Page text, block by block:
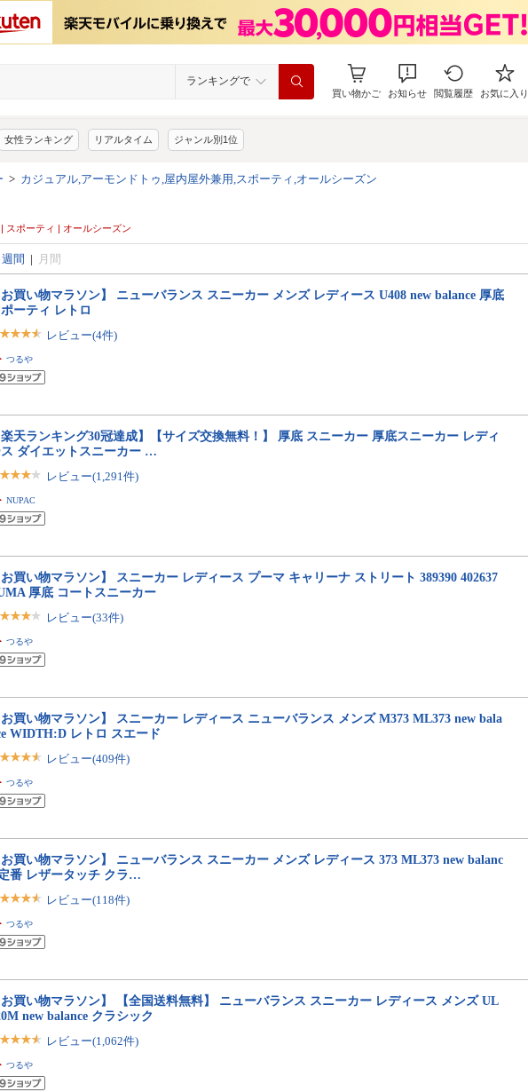
ランキングで
買い物かご お知らせ 閲覧履歴 お気に入り
女性ランキング リアルタイム ジャンル別1位
> カジュアル,アーモンドトゥ,屋内屋外兼用,スポーティ,オールシーズン
スポーティ | オールシーズン
週間 | 月間
お買い物マラソン】 ニューバランス スニーカー メンズ レディース U408 new balance 厚底
ーティ レトロ
レビュー(4件)
つるや
楽天ランキング30冠達成】【サイズ交換無料！】 厚底 スニーカー 厚底スニーカー レディ
ダイエットスニーカー …
レビュー(1,291件)
NUPAC
お買い物マラソン】 スニーカー レディース プーマ キャリーナ ストリート 389390 402637
厚底 コートスニーカー
レビュー(33件)
つるや
お買い物マラソン】 スニーカー レディース ニューバランス メンズ M373 ML373 new bala
WIDTH:D レトロ スエード
レビュー(409件)
つるや
お買い物マラソン】 ニューバランス スニーカー メンズ レディース 373 ML373 new balanc
番 レザータッチ クラ…
レビュー(118件)
つるや
お買い物マラソン】 【全国送料無料】 ニューバランス スニーカー レディース メンズ UL
new balance クラシック
レビュー(1,062件)
つるや